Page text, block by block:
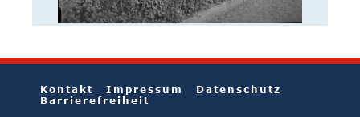
Kontakt Impressum
Datenschutz
Barrierefreiheit